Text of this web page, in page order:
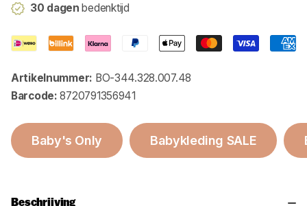
30 dagen bedenktijd
Artikelnummer: BO-344.328.007.48
Barcode: 8720791356941
Baby's Only Babykleding SALE
Beschrijving